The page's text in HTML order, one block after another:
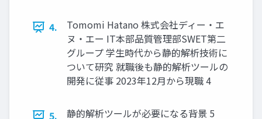
4.
Tomomi Hatano 株式会社ディー・エ
ヌ・エー IT本部品質管理部SWET第二
グループ 学生時代から静的解析技術に
ついて研究 就職後も静的解析ツールの
開発に従事 2023年12月から現職 4
5. 静的解析ツールが必要になる背景 5